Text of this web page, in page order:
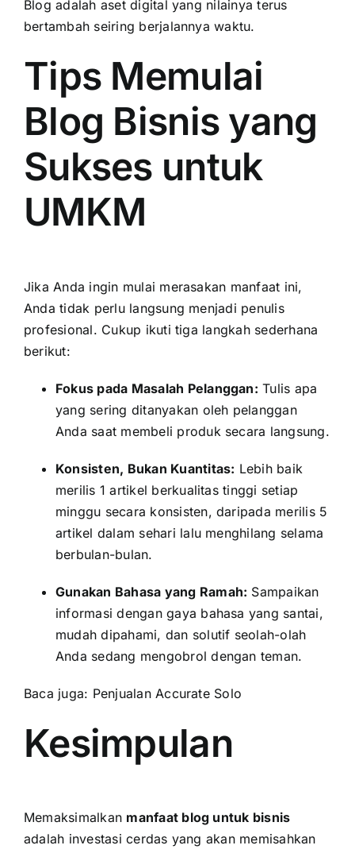
Blog adalah aset digital yang nilainya terus
bertambah seiring berjalannya waktu.
Tips Memulai
Blog Bisnis yang
Sukses untuk
UMKM
Jika Anda ingin mulai merasakan manfaat ini,
Anda tidak perlu langsung menjadi penulis
profesional. Cukup ikuti tiga langkah sederhana
berikut:
Fokus pada Masalah Pelanggan: Tulis apa
yang sering ditanyakan oleh pelanggan
Anda saat membeli produk secara langsung.
Konsisten, Bukan Kuantitas: Lebih baik
merilis 1 artikel berkualitas tinggi setiap
minggu secara konsisten, daripada merilis 5
artikel dalam sehari lalu menghilang selama
berbulan-bulan.
Gunakan Bahasa yang Ramah: Sampaikan
informasi dengan gaya bahasa yang santai,
mudah dipahami, dan solutif seolah-olah
Anda sedang mengobrol dengan teman.
Baca juga: Penjualan Accurate Solo
Kesimpulan
Memaksimalkan manfaat blog untuk bisnis
adalah investasi cerdas yang akan memisahkan